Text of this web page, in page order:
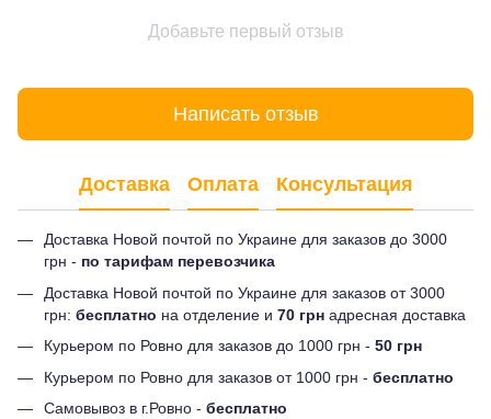
Добавьте первый отзыв
Написать отзыв
Доставка Оплата Консультация
Доставка Новой почтой по Украине для заказов до 3000
грн - по тарифам перевозчика
Доставка Новой почтой по Украине для заказов от 3000
грн: бесплатно на отделение и 70 грн адресная доставка
Курьером по Ровно для заказов до 1000 грн - 50 грн
Курьером по Ровно для заказов от 1000 грн - бесплатно
Самовывоз в г.Ровно - бесплатно